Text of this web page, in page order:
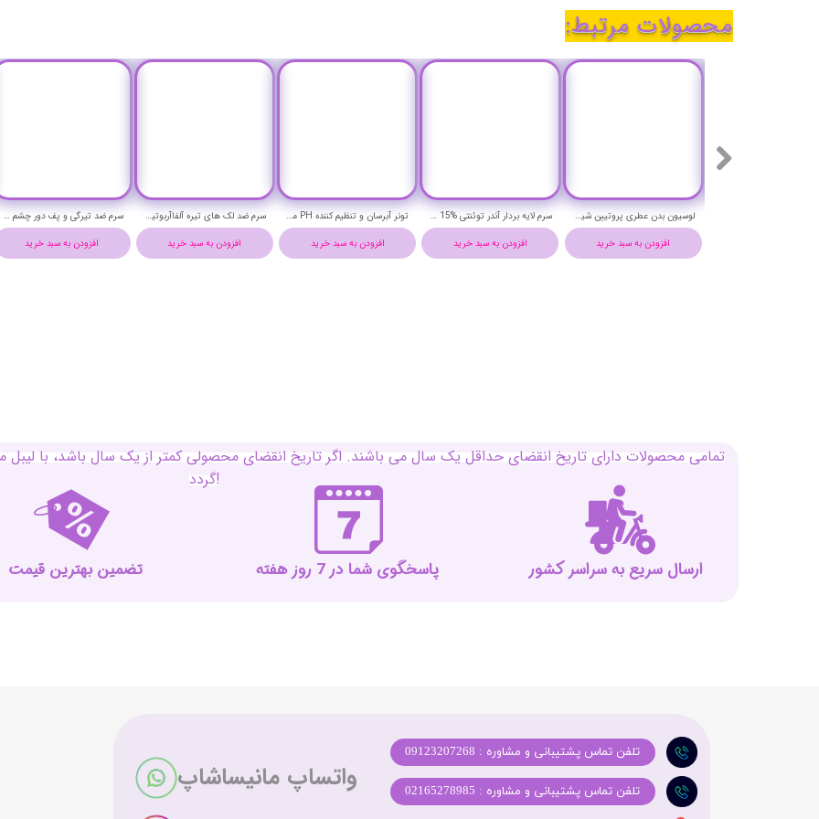
افزودن به سبد
سرم ضد لک های تیره آلفاآربوتین 2% و هیالورونیک اسید اوردینری حجم 30 میلی لیتر - THE ORDINARY ALPHA ARBUTIN 2% + HA SERUM
افزودن به سبد خرید
تونر آبرسان و تنظیم کننده PH میشا - MISSHA HYDRO PH TONER
افزودن به سبد خرید
سرم لایه بردار آندر توئنتی AHA+BHA 15% حجم 30 میلی لیتر - Under Twenty Exfoliating Gel Serum AHA+BHA 15% 30 ml
افزودن به سبد خرید
لوسیون بدن عطری پروتیین شیر و موم عسل با رایحه نارسیسو پودری از نارسیسو رودریگز پوتنزا حچم 250 میلی لیتر - POTENZA PERFUME BODY LOTION
افزودن به سبد خرید
لوسیون بدن عطری روغن بوریتی و کیوتن با رایحه لی امپریو آرمانی پوتنزا حچم 250 میلی لیتر - POTENZA PERFUME BODY LOTION
افزودن به سبد خرید
محصولات مرتبط:
تمامی محصولات دارای تاریخ انقضای حداقل یک سال می باشند. اگر تاریخ انقضای محصولی کمتر از یک سال باشد، با
گردد!
تضمین بهترین قیمت پاسخگوی شما در 7 روز هفته ارسال سریع به سراسر کشور
تلفن تماس پشتیبانی و مشاوره : 09123207268
تلفن تماس پشتیبانی و مشاوره : 02165278985
واتساپ مانیساشاپ